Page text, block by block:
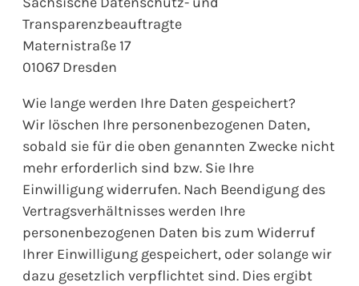
Transparenzbeauftragte
Maternistraße 17
01067 Dresden
Wie lange werden Ihre Daten gespeichert?
Wir löschen Ihre personenbezogenen Daten,
sobald sie für die oben genannten Zwecke nicht
mehr erforderlich sind bzw. Sie Ihre
Einwilligung widerrufen. Nach Beendigung des
Vertragsverhältnisses werden Ihre
personenbezogenen Daten bis zum Widerruf
Ihrer Einwilligung gespeichert, oder solange wir
dazu gesetzlich verpflichtet sind. Dies ergibt